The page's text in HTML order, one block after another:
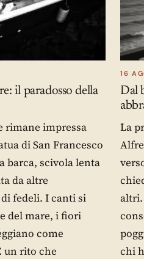
il paradosso della
rimane impressa
di San Francesco
barca, scivola lenta
da altre
fedeli. I canti si
del mare, i fiori
come
un rito che
16
Dal
La
altri.
chi